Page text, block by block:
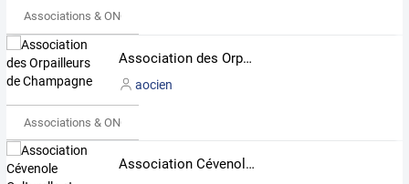
Associations & ONG
Association des Orpailleurs de Champagne
aocien
Associations & ONG
Association Cévenole Culturelle et Citoyenne